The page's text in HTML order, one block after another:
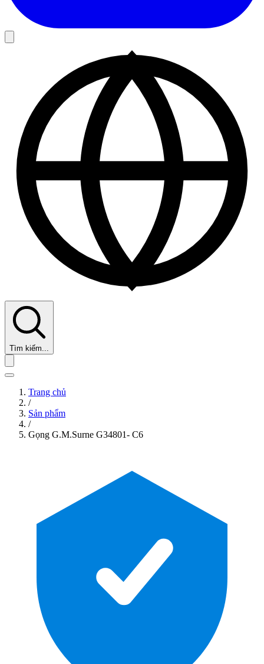
Tìm kiếm...
Trang chủ
/
Sản phẩm
/
Gọng G.M.Surne G34801- C6